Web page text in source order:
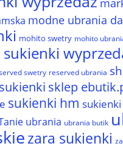
modne ubrania
mohito swetry mohito
sukienki
swetry reserved ubrania
sklep
sukienki hm
ubrania ubrania butik
zara sukienki